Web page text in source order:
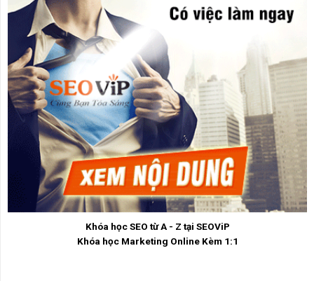
Khóa học SEO từ A - Z tại SEOViP
Khóa học Marketing Online Kèm 1:1